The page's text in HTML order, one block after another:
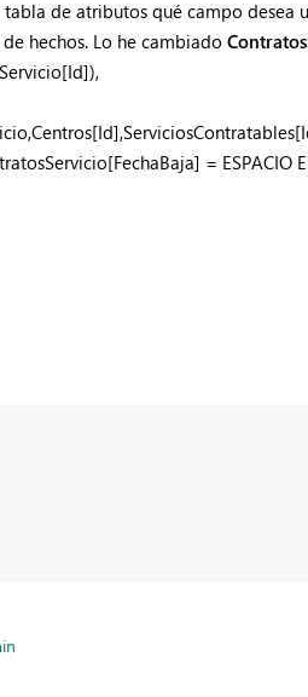
de atributos qué campo desea
hechos. Lo he cambiado
= ESPACIO